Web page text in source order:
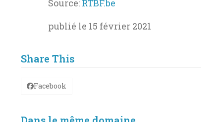
Source: RTBF.be
publié le 15 février 2021
Share This
Facebook